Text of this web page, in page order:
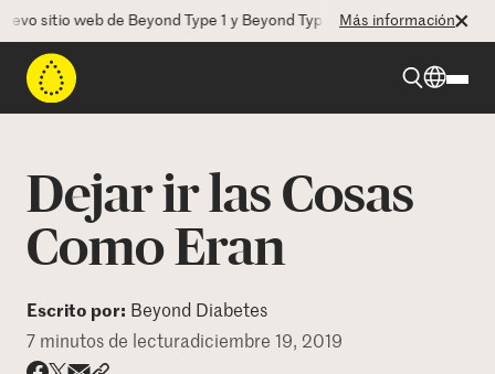
sitio web de Beyond Type 1 y Beyond Type 2! La CEO Deborah
Más información
Beyond Type 2
Programas
Dejar ir las Cosas
Como Eran
Escrito por: Beyond Diabetes
7 minutos de lecturadiciembre 19, 2019